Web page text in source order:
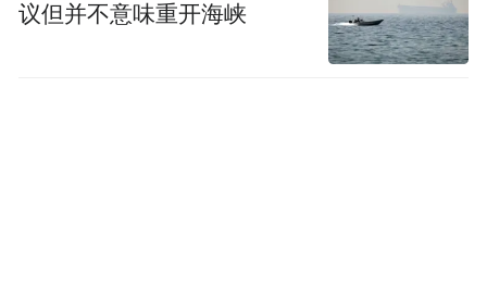
议但并不意味重开海峡